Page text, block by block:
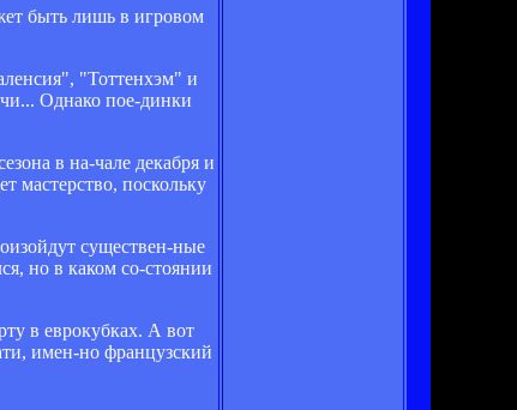
быть лишь в игровом
"Тоттенхэм" и
Однако пое­-динки
в на­-чале декабря и
мастерство, поскольку
существен­-ные
но в каком со­-стоянии
в еврокубках. А вот
имен­-но французский